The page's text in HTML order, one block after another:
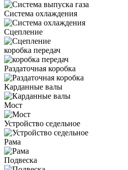
Система охлаждения
Сцепление
коробка передач
Раздаточная коробка
Карданные валы
Мост
Устройство седельное
Рама
Подвеска